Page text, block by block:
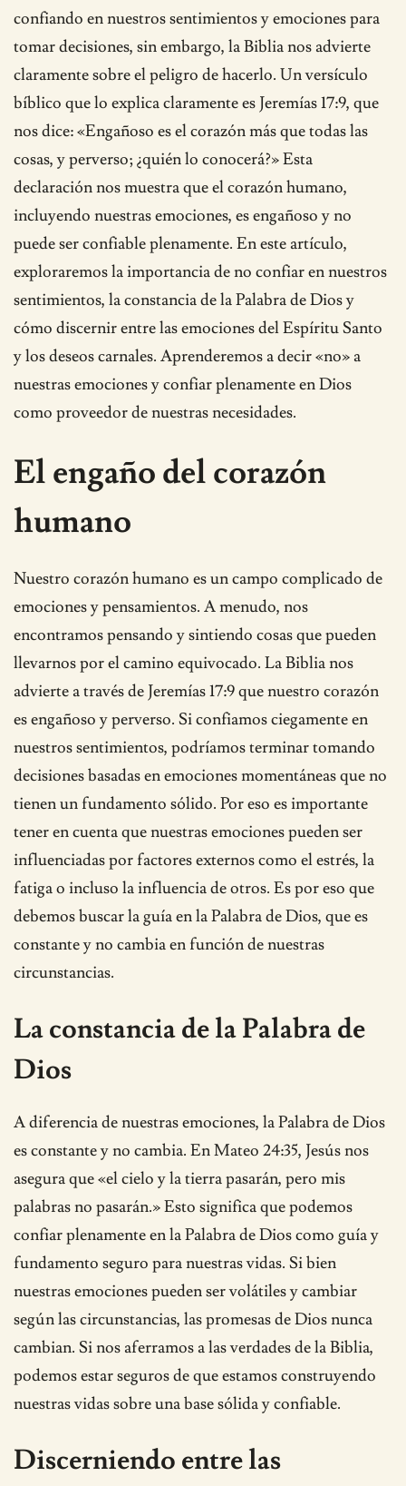
confiando en nuestros sentimientos y emociones para
tomar decisiones, sin embargo, la Biblia nos advierte
claramente sobre el peligro de hacerlo. Un versículo
bíblico que lo explica claramente es Jeremías 17:9, que
nos dice: «Engañoso es el corazón más que todas las
cosas, y perverso; ¿quién lo conocerá?» Esta
declaración nos muestra que el corazón humano,
incluyendo nuestras emociones, es engañoso y no
puede ser confiable plenamente. En este artículo,
exploraremos la importancia de no confiar en nuestros
sentimientos, la constancia de la Palabra de Dios y
cómo discernir entre las emociones del Espíritu Santo
y los deseos carnales. Aprenderemos a decir «no» a
nuestras emociones y confiar plenamente en Dios
como proveedor de nuestras necesidades.
El engaño del corazón
humano
Nuestro corazón humano es un campo complicado de
emociones y pensamientos. A menudo, nos
encontramos pensando y sintiendo cosas que pueden
llevarnos por el camino equivocado. La Biblia nos
advierte a través de Jeremías 17:9 que nuestro corazón
es engañoso y perverso. Si confiamos ciegamente en
nuestros sentimientos, podríamos terminar tomando
decisiones basadas en emociones momentáneas que no
tienen un fundamento sólido. Por eso es importante
tener en cuenta que nuestras emociones pueden ser
influenciadas por factores externos como el estrés, la
fatiga o incluso la influencia de otros. Es por eso que
debemos buscar la guía en la Palabra de Dios, que es
constante y no cambia en función de nuestras
circunstancias.
La constancia de la Palabra de
Dios
A diferencia de nuestras emociones, la Palabra de Dios
es constante y no cambia. En Mateo 24:35, Jesús nos
asegura que «el cielo y la tierra pasarán, pero mis
palabras no pasarán.» Esto significa que podemos
confiar plenamente en la Palabra de Dios como guía y
fundamento seguro para nuestras vidas. Si bien
nuestras emociones pueden ser volátiles y cambiar
según las circunstancias, las promesas de Dios nunca
cambian. Si nos aferramos a las verdades de la Biblia,
podemos estar seguros de que estamos construyendo
nuestras vidas sobre una base sólida y confiable.
Discerniendo entre las